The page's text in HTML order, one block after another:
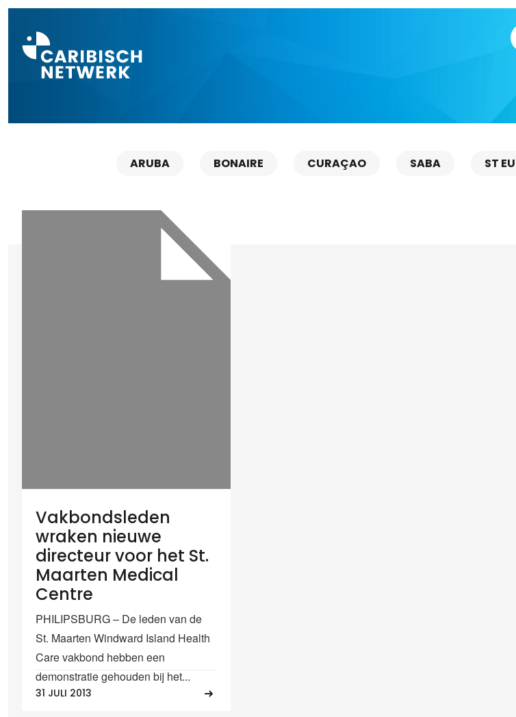
ARUBA BONAIRE CURAÇAO SABA ST
Vakbondsleden
wraken nieuwe
directeur voor het St.
Maarten Medical
Centre
PHILIPSBURG – De leden van de
St. Maarten Windward Island Health
Care vakbond hebben een
demonstratie gehouden bij het...
31 JULI 2013